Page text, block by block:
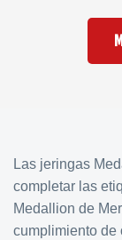
Las jeringas
completar las
Medallion de
cumplimiento de